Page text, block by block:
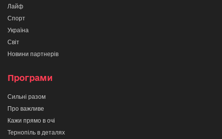
Лайф
Спорт
Україна
Світ
Новини партнерів
Програми
Сильні разом
Про важливе
Кажи прямо в очі
Тернопіль в деталях